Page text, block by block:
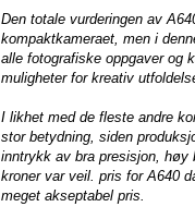
Den totale vurderingen av
kompaktkameraet, men i
alle fotografiske oppgaver og
muligheter for kreativ
I likhet med de fleste andre
stor betydning, siden
inntrykk av bra presisjon,
kroner var veil. pris for A640
meget akseptabel pris.